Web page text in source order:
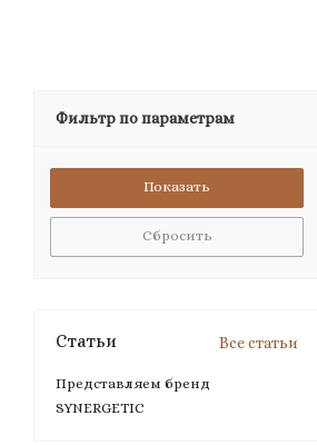
Фильтр по параметрам
Сбросить
Статьи Все статьи
Представляем бренд
SYNERGETIC